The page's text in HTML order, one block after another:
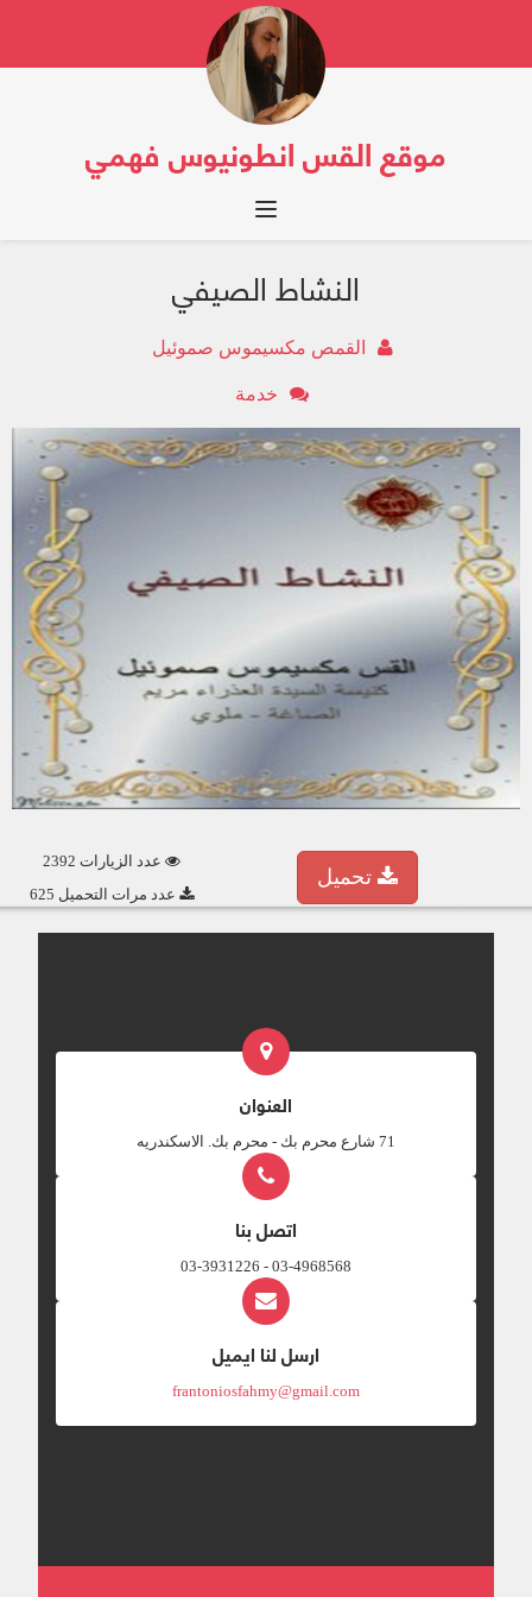
موقع القس انطونيوس فهمي
Toggle navigation
النشاط الصيفي
القمص مكسيموس صموئيل
خدمة
عدد الزيارات 2392
عدد مرات التحميل 625
تحميل
العنوان
‎71 شارع محرم بك - محرم بك. الاسكندريه
اتصل بنا
03-4968568 - 03-3931226
ارسل لنا ايميل
frantoniosfahmy@gmail.com